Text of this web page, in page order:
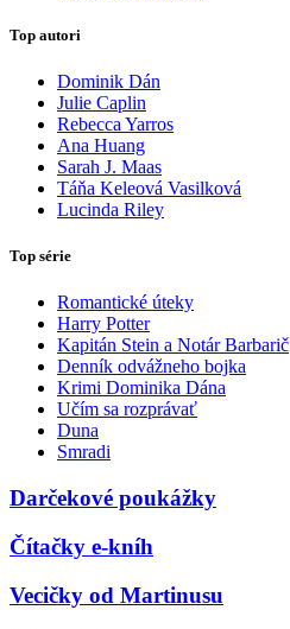
Top autori
Dominik Dán
Julie Caplin
Rebecca Yarros
Ana Huang
Sarah J. Maas
Táňa Keleová Vasilková
Lucinda Riley
Top série
Romantické úteky
Harry Potter
Kapitán Stein a Notár Barbarič
Denník odvážneho bojka
Krimi Dominika Dána
Učím sa rozprávať
Duna
Smradi
Darčekové poukážky
Čítačky e-kníh
Vecičky od Martinusu